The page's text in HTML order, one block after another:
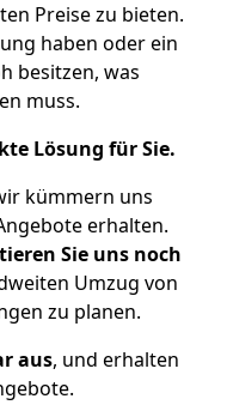
Preise zu bieten.
haben oder ein
besitzen, was
muss.
Lösung für Sie.
kümmern uns
erhalten.
Sie uns noch
Umzug von
zu planen.
aus, und erhalten